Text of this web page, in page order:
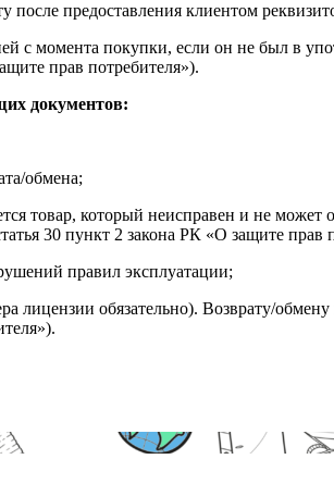
после предоставления клиентом
с момента покупки, если он не был в
прав потребителя»).
документов:
обмена;
товар, который неисправен и не может
30 пункт 2 закона РК «О защите прав
правил эксплуатации;
лицензии обязательно). Возврату/